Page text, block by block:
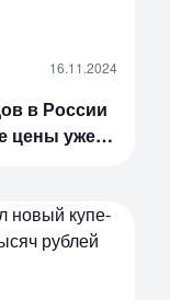
16.11.2024
в России
цены уже